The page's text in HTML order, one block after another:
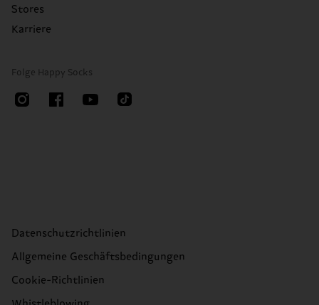
Stores
Karriere
Folge Happy Socks
Datenschutzrichtlinien
Allgemeine Geschäftsbedingungen
Cookie-Richtlinien